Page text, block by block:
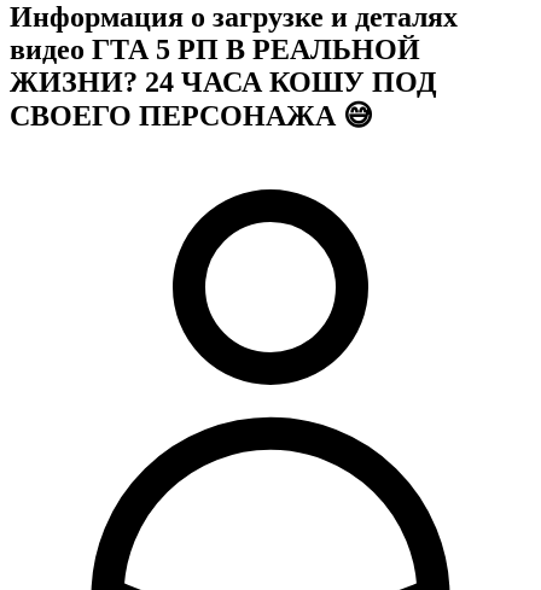
Информация о загрузке и деталях
видео ГТА 5 РП В РЕАЛЬНОЙ
ЖИЗНИ? 24 ЧАСА КОШУ ПОД
СВОЕГО ПЕРСОНАЖА 😅